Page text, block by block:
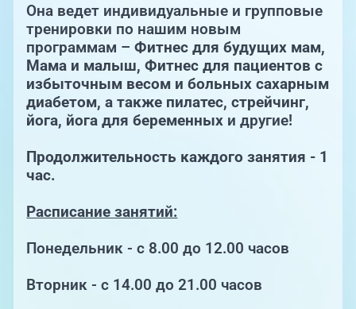
Новости
Пациентам
PreventAGE
+7 (351) 220-00-03
+7 (7142) 927-003
Справочный телефон для
жителей Казахстана
Она ведет индивидуальные и групповые
тренировки по нашим новым
программам –Фитнес для будущих мам,
Мама и малыш, Фитнес для пациентов с
избыточным весом и больных сахарным
диабетом, а также пилатес, стрейчинг,
йога, йога для беременных и другие!
Продолжительность каждого занятия - 1
час.
Расписание занятий:
Понедельник - с 8.00 до 12.00 часов
Вторник - с 14.00 до 21.00 часов